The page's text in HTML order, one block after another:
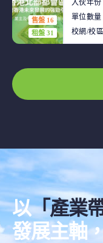
售盤 16
租盤 31
入伙年份
單位數量
校網/校區
以「產業
發展主軸